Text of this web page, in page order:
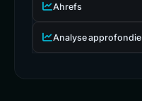
Ahrefs
Analyse approfondie